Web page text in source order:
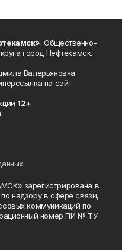
. Общественно-
город Нефтекамск.
Валерьяновна.
на сайт
12+
зарегистрирована в
надзору в сфере связи,
коммуникаций по
номер ПИ № ТУ